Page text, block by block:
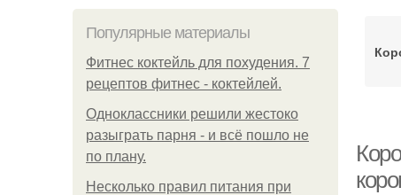
Популярные материалы
Фитнес коктейль для похудения. 7
рецептов фитнес - коктейлей.
Одноклассники решили жестоко
разыграть парня - и всё пошло не
по плану.
Несколько правил питания при